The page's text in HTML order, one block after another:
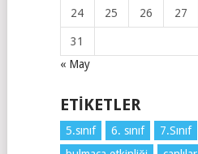
24 25 26 27
31
« May
ETIKETLER
5.sınıf 6. sınıf 7.Sınıf